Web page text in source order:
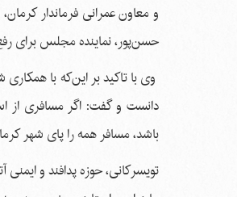
و معاون عمرانی فرماندار
حسن‌پور، نماینده مجلس برای
وی با تاکید بر این‌که با
دانست و گفت: اگر مسافری از
باشد، مسافر همه را پای شهر
تویسرکانی، حوزه پدافند و